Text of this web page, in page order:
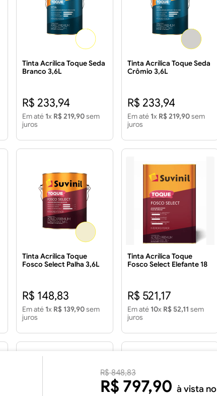
R$ 848,83
R$ 797,90 à vista no
Tinta Acrílica Toque Seda
Branco 3,6L
R$ 233,94
Em até 1x R$ 219,90sem
juros
Tinta Acrílica Toque Seda
Crômio 3,6L
R$ 233,94
Em até 1x R$ 219,90sem
juros
Tinta Acrílica Toque
Fosco Select Palha 3,6L
R$ 148,83
Em até 1x R$ 139,90sem
juros
Tinta Acrílica Toque
Fosco Select Elefante 18
R$ 521,17
Em até 10x R$ 52,11 sem
juros